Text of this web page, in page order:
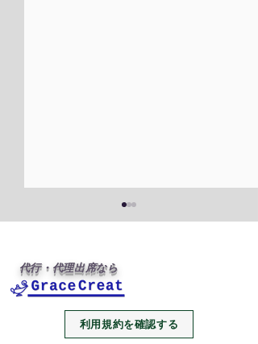
2026年、今年も代行・代
代行・代理出席なら
利用規約を確認する